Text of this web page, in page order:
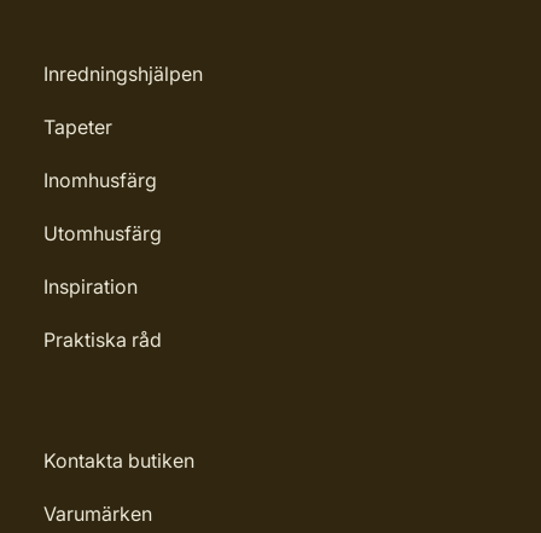
Inredningshjälpen
Tapeter
Inomhusfärg
Utomhusfärg
Inspiration
Praktiska råd
Kontakta butiken
Varumärken